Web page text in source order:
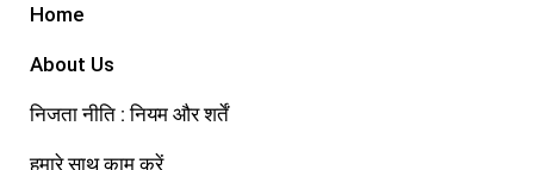
Home
About Us
निजता नीति : नियम और शर्तें
हमारे साथ काम करें